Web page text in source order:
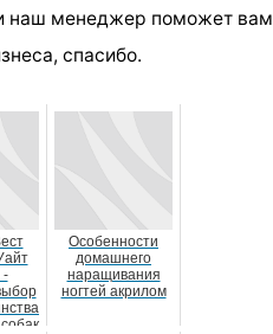
наш менеджер поможет вам
спасибо.
-
Особенности
домашнего
наращивания
ногтей акрилом